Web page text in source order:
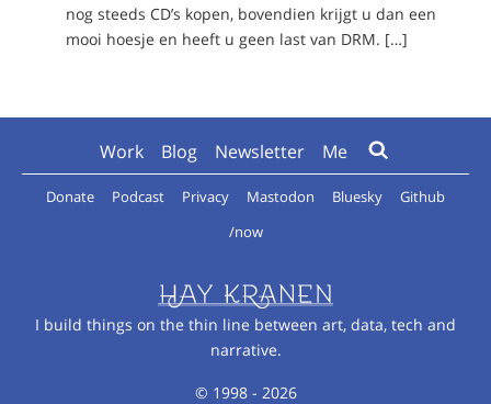
nog steeds CD’s kopen, bovendien krijgt u dan een
mooi hoesje en heeft u geen last van DRM. […]
I build things on the thin line between art, data, tech and
narrative.
© 1998 - 2026
Work Blog Newsletter Me
Donate Podcast Privacy Mastodon Bluesky
Github
/now